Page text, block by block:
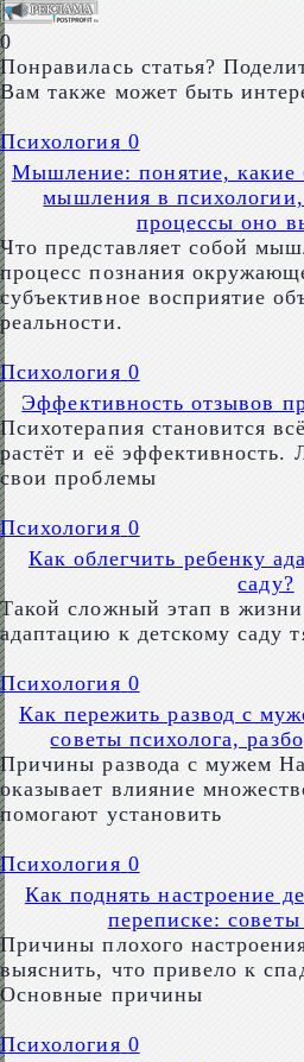
0
Понравилась статья?
Вам также может быть
Психология 0
Мышление: понятие,
мышления в
процессы оно
Что представляет собой
процесс познания
субъективное восприятие
реальности.
Психология 0
Эффективность отзывов
Психотерапия становится
растёт и её эффективность.
свои проблемы
Психология 0
Как облегчить ребенку
саду?
Такой сложный этап в жизни
адаптацию к детскому саду
Психология 0
Как пережить развод с
советы психолога,
Причины развода с мужем
оказывает влияние
помогают установить
Психология 0
Как поднять настроение
переписке:
Причины плохого
выяснить, что привело к
Основные причины
Психология 0